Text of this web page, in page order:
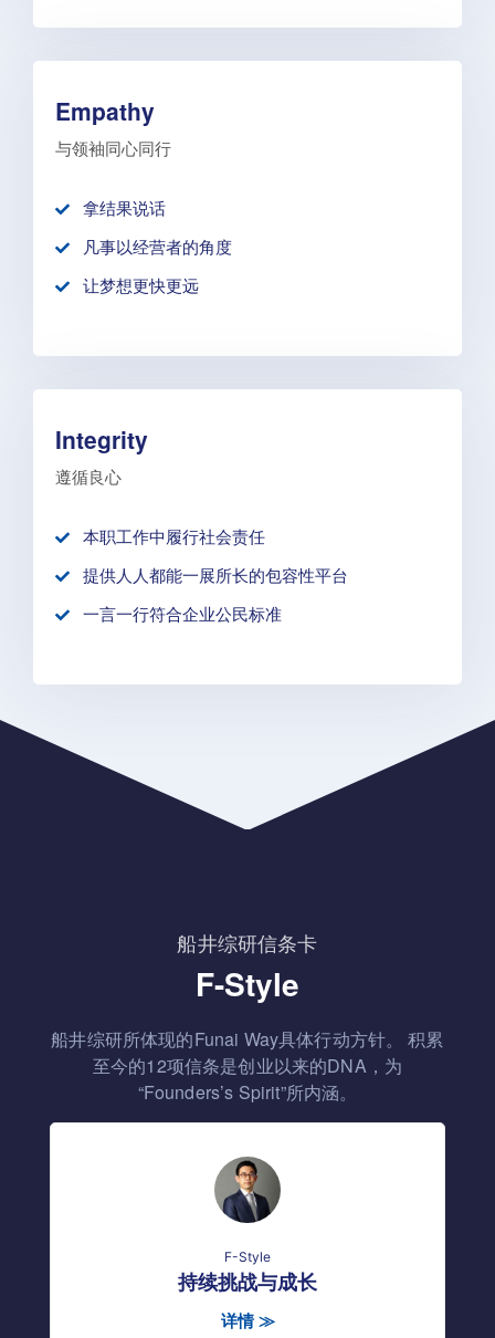
Empathy
与领袖同心同行
拿结果说话
凡事以经营者的角度
让梦想更快更远
Integrity
遵循良心
本职工作中履行社会责任
提供人人都能一展所长的包容性平台
一言一行符合企业公民标准
船井综研信条卡
F-Style
船井综研所体现的Funai Way具体行动方针。
积累
至今的12项信条是创业以来的DNA，为
“Founders’s Spirit”所内涵。
F-Style
持续挑战与成长
详情 ≫